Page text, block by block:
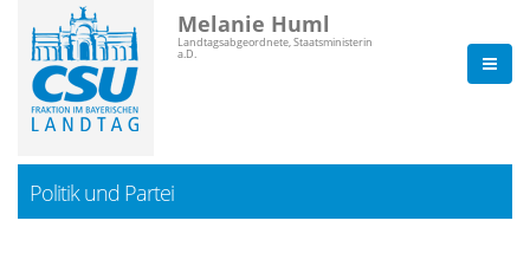
Melanie Huml
Landtagsabgeordnete, Staatsministerin
a.D.
Politik und Partei